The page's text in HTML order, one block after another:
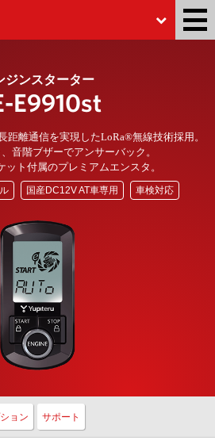
ジンスターター
E9910st
距離通信を実現したLoRa®無線技術採用。
音階ブザーでアンサーバック。
ット付属のプレミアムエンスタ。
国産DC12V AT車専用 車検対応
ョン サポート